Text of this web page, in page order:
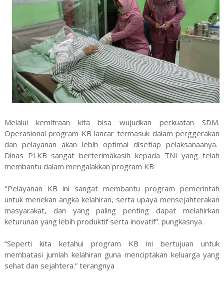
Melalui kemitraan kita bisa wujudkan perkuatan SDM.
Operasional program KB lancar termasuk dalam perggerakan
dan pelayanan akan lebih optimal disetiap pelaksanaanya.
Dinas PLKB sangat berterimakasih kepada TNI yang telah
membantu dalam mengalakkan program KB
"Pelayanan KB ini sangat membantu program pemerintah
untuk menekan angka kelahiran, serta upaya mensejahterakan
masyarakat, dan yang paling penting dapat melahirkan
keturunan yang lebih produktif serta inovatif”. pungkasnya
“Seperti kita ketahui program KB ini bertujuan untuk
membatasi jumlah kelahiran guna menciptakan keluarga yang
sehat dan sejahtera.” terangnya